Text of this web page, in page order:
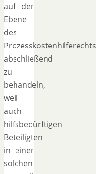
auf der
Ebene
des
Prozesskostenhilferechts
abschließend
zu
behandeln,
weil
auch
hilfsbedürftigen
Beteiligten
in einer
solchen